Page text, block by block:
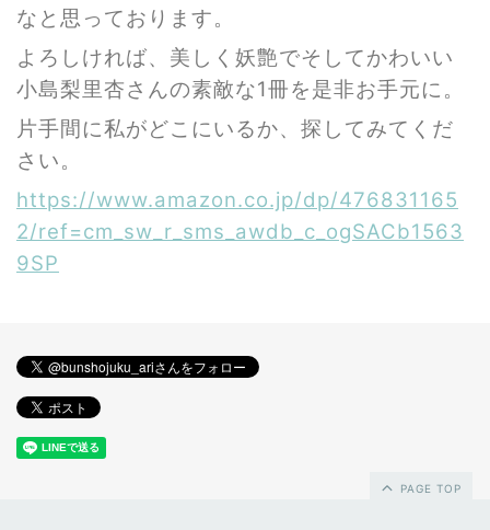
なと思っております。
よろしければ、美しく妖艶でそしてかわいい
小島梨里杏さんの素敵な1冊を是非お手元に。
片手間に私がどこにいるか、探してみてくだ
さい。
https://www.amazon.co.jp/dp/476831165
2/ref=cm_sw_r_sms_awdb_c_ogSACb1563
9SP
PAGE TOP